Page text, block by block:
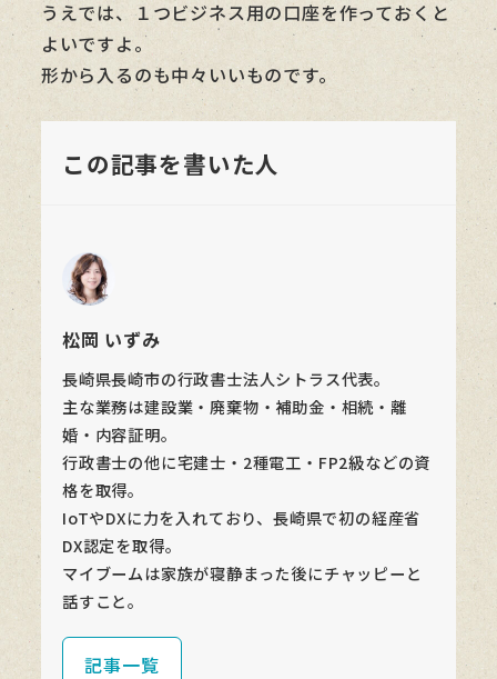
うえでは、１つビジネス用の口座を作っておくと
よいですよ。
形から入るのも中々いいものです。
この記事を書いた人
松岡 いずみ
長崎県長崎市の行政書士法人シトラス代表。
主な業務は建設業・廃棄物・補助金・相続・離
婚・内容証明。
行政書士の他に宅建士・2種電工・FP2級などの資
格を取得。
IoTやDXに力を入れており、長崎県で初の経産省
DX認定を取得。
マイブームは家族が寝静まった後にチャッピーと
話すこと。
記事一覧